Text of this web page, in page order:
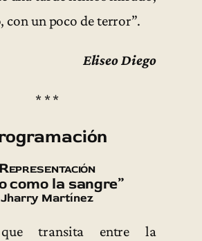
con un poco de terror”.
Eliseo Diego
* * *
Representación
como la sangre”
Jharry Martínez
transita entre la